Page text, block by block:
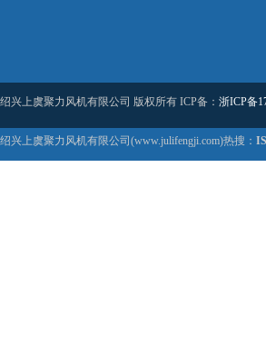
绍兴上虞聚力风机有限公司 版权所有 ICP备： 浙ICP备
绍兴上虞聚力风机有限公司(www.julifengji.com)热搜：